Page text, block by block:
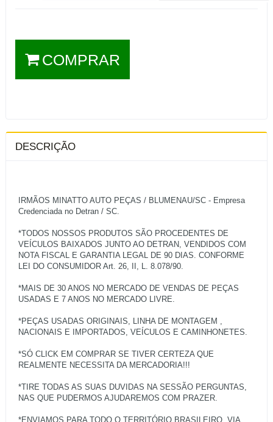
COMPRAR
DESCRIÇÃO
IRMÃOS MINATTO AUTO PEÇAS / BLUMENAU/SC - Empresa
Credenciada no Detran / SC.
*TODOS NOSSOS PRODUTOS SÃO PROCEDENTES DE
VEÍCULOS BAIXADOS JUNTO AO DETRAN, VENDIDOS COM
NOTA FISCAL E GARANTIA LEGAL DE 90 DIAS. CONFORME
LEI DO CONSUMIDOR Art. 26, II, L. 8.078/90.
*MAIS DE 30 ANOS NO MERCADO DE VENDAS DE PEÇAS
USADAS E 7 ANOS NO MERCADO LIVRE.
*PEÇAS USADAS ORIGINAIS, LINHA DE MONTAGEM ,
NACIONAIS E IMPORTADOS, VEÍCULOS E CAMINHONETES.
*SÓ CLICK EM COMPRAR SE TIVER CERTEZA QUE
REALMENTE NECESSITA DA MERCADORIA!!!
*TIRE TODAS AS SUAS DUVIDAS NA SESSÃO PERGUNTAS,
NAS QUE PUDERMOS AJUDAREMOS COM PRAZER.
*ENVIAMOS PARA TODO O TERRITÓRIO BRASILEIRO, VIA